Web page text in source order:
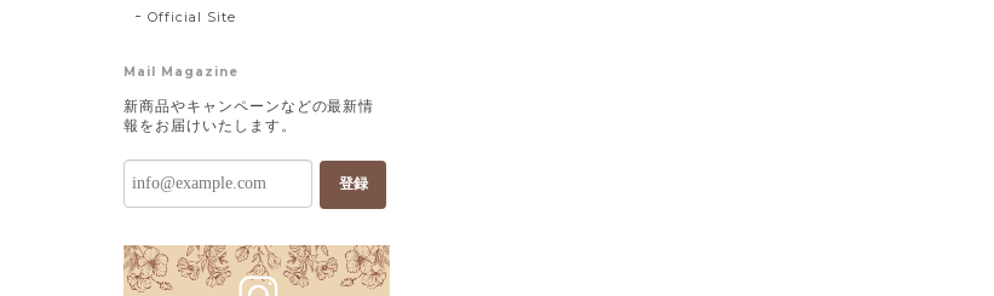
Official Site
Mail Magazine
新商品やキャンペーンなどの最新情
報をお届けいたします。
登録